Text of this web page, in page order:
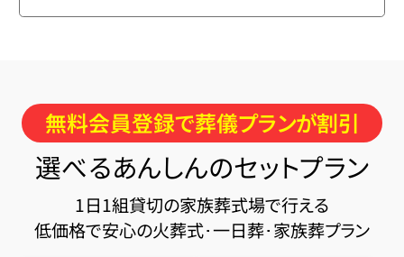
無料会員登録で葬儀プランが割引
選べるあんしんのセットプラン
1日1組貸切の家族葬式場で行える
低価格で安心の火葬式･一日葬･家族葬プラン